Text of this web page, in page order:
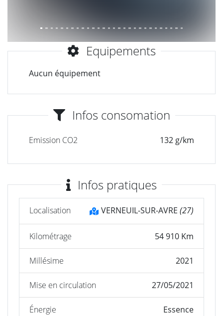
Equipements
Aucun équipement
Infos consomation
Emission CO2 132 g/km
Infos pratiques
Localisation VERNEUIL-SUR-AVRE (27)
Kilométrage 54 910 Km
Millésime 2021
Mise en circulation 27/05/2021
Énergie Essence